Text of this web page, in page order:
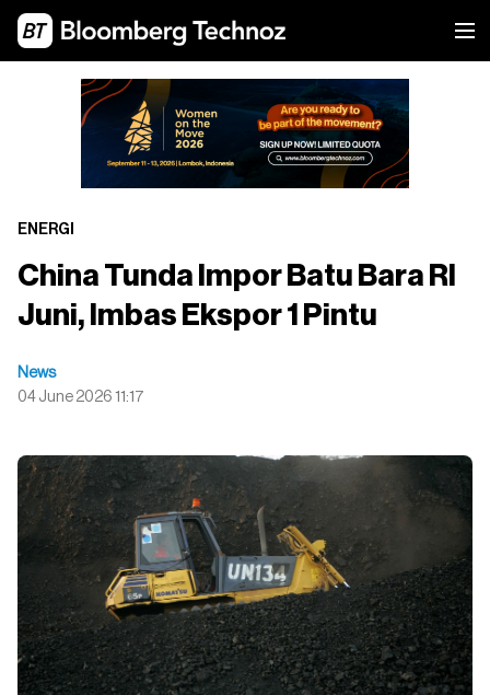
ENERGI
China Tunda Impor Batu Bara RI
Juni, Imbas Ekspor 1 Pintu
News
04 June 2026 11:17